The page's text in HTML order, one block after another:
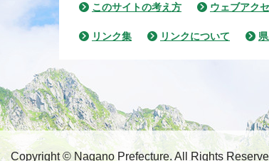
このサイトの考え方 ウェブアク
リンク集 リンクについて
Copyright © Nagano Prefecture. All Rights